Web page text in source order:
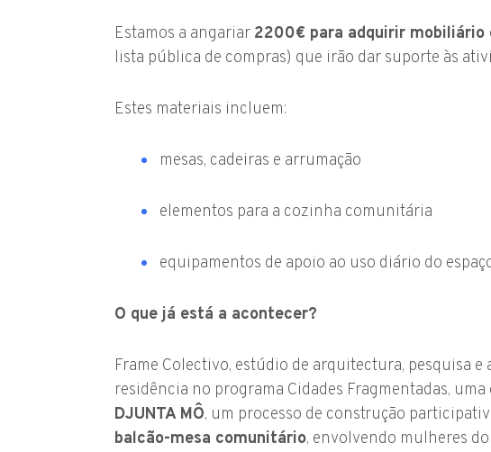
Estamos a angariar 2200€ para adquirir mobiliário
lista pública de compras) que irão dar suporte às
Estes materiais incluem:
mesas, cadeiras e arrumação
elementos para a cozinha comunitária
equipamentos de apoio ao uso diário do
O que já está a acontecer?
Frame Colectivo, estúdio de arquitectura, pesquisa
residência no programa Cidades Fragmentadas,
DJUNTA MÔ, um processo de construção
balcão-mesa comunitário, envolvendo mulheres